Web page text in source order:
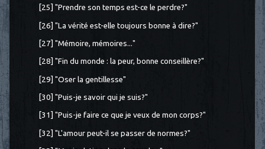
[25] "Prendre son temps est-ce le perdre?"
[26] "La vérité est-elle toujours bonne à dire?"
[27] "Mémoire, mémoires..."
[28] "Fin du monde : la peur, bonne conseillère?"
[29] "Oser la gentillesse"
[30] "Puis-je savoir qui je suis?"
[31] "Puis-je faire ce que je veux de mon corps?"
[32] "L'amour peut-il se passer de normes?"